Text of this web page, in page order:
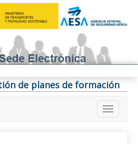
de planes de formación